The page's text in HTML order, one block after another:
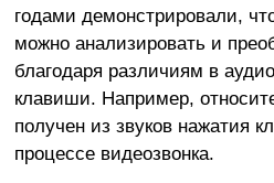
годами демонстрировали,
можно анализировать и
благодаря различиям в
клавиши. Например,
получен из звуков нажатия
процессе видеозвонка.